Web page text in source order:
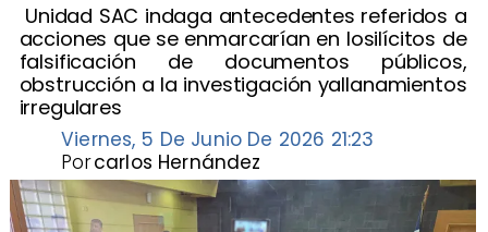
​ Unidad SAC indaga antecedentes referidos a
acciones que se enmarcarían en losilícitos de
falsificación de documentos públicos,
obstrucción a la investigación yallanamientos
irregulares
Viernes, 5 De Junio De 2026 21:23
carlos Hernández
Por